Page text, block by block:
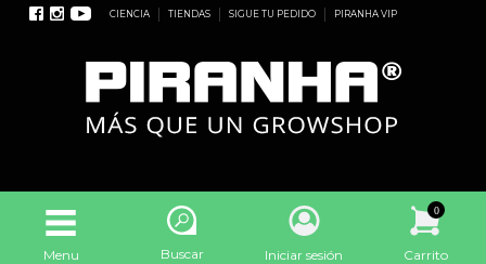
CIENCIA TIENDAS SIGUE TU PEDIDO PIRANHA VIP
Menu Buscar Iniciar sesión
0
Carrito